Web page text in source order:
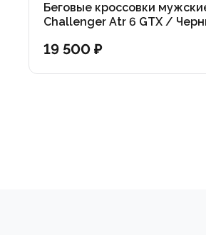
Беговые кроссовки
Challenger Atr 6 GTX /
19 500 ₽